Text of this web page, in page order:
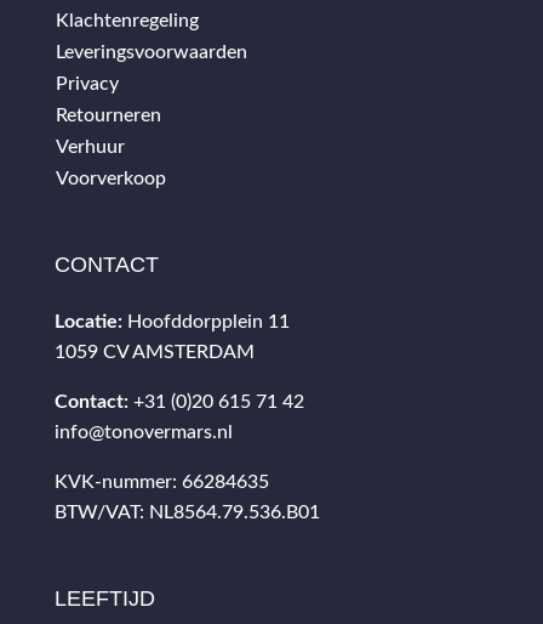
Klachtenregeling
Leveringsvoorwaarden
Privacy
Retourneren
Verhuur
Voorverkoop
CONTACT
Locatie: Hoofddorpplein 11
1059 CV AMSTERDAM
Contact: +31 (0)20 615 71 42
info@tonovermars.nl
KVK-nummer: 66284635
BTW/VAT: NL8564.79.536.B01
LEEFTIJD